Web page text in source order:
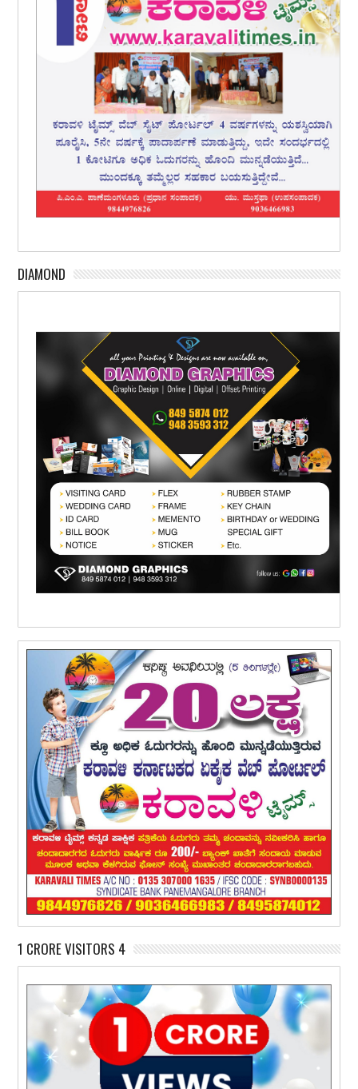
DIAMOND
1 CRORE VISITORS 4